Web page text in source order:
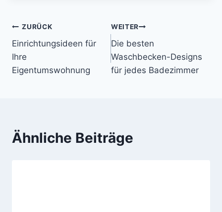
Beitragsnavigation
ZURÜCK
Einrichtungsideen für
Ihre
Eigentumswohnung
WEITER
Die besten
Waschbecken-Designs
für jedes Badezimmer
Ähnliche Beiträge